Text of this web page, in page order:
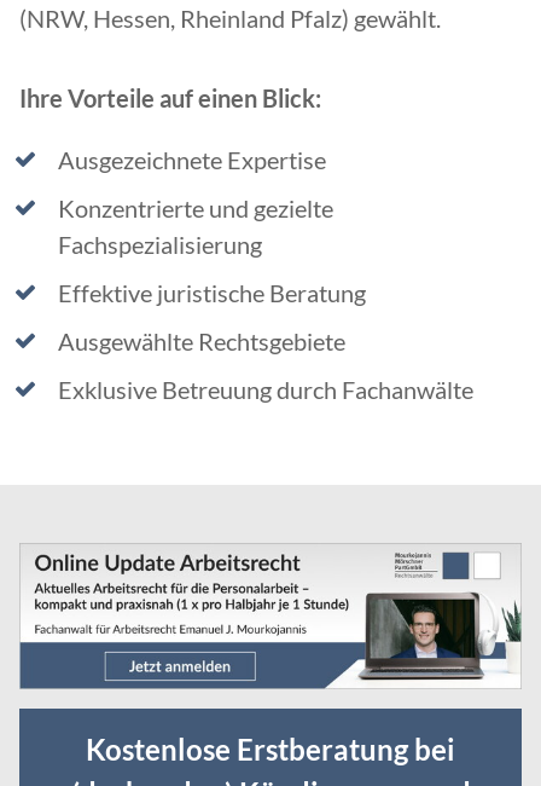
(NRW, Hessen, Rheinland Pfalz) gewählt.
Ihre Vorteile auf einen Blick:
Ausgezeichnete Expertise
Konzentrierte und gezielte
Fachspezialisierung
Effektive juristische Beratung
Ausgewählte Rechtsgebiete
Exklusive Betreuung durch Fachanwälte
Kostenlose Erstberatung bei